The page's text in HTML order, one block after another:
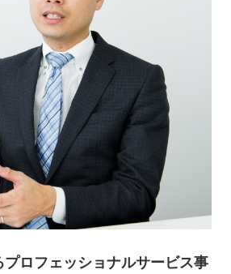
プロフェッショナルサービス事